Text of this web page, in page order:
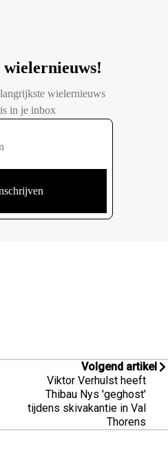
Volgend artikel
Viktor Verhulst heeft
Thibau Nys 'geghost'
tijdens skivakantie in Val
Thorens